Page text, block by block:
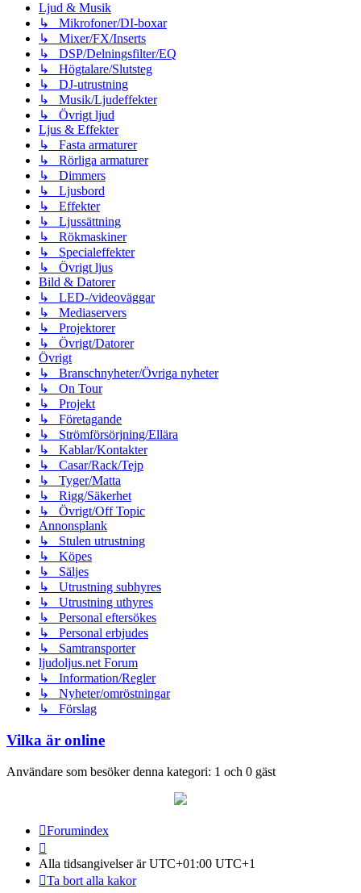
Ljud & Musik
↳ Mikrofoner/DI-boxar
↳ Mixer/FX/Inserts
↳ DSP/Delningsfilter/EQ
↳ Högtalare/Slutsteg
↳ DJ-utrustning
↳ Musik/Ljudeffekter
↳ Övrigt ljud
Ljus & Effekter
↳ Fasta armaturer
↳ Rörliga armaturer
↳ Dimmers
↳ Ljusbord
↳ Effekter
↳ Ljussättning
↳ Rökmaskiner
↳ Specialeffekter
↳ Övrigt ljus
Bild & Datorer
↳ LED-/videoväggar
↳ Mediaservers
↳ Projektorer
↳ Övrigt/Datorer
Övrigt
↳ Branschnyheter/Övriga nyheter
↳ On Tour
↳ Projekt
↳ Företagande
↳ Strömförsörjning/Ellära
↳ Kablar/Kontakter
↳ Casar/Rack/Tejp
↳ Tyger/Matta
↳ Rigg/Säkerhet
↳ Övrigt/Off Topic
Annonsplank
↳ Stulen utrustning
↳ Köpes
↳ Säljes
↳ Utrustning subhyres
↳ Utrustning uthyres
↳ Personal eftersökes
↳ Personal erbjudes
↳ Samtransporter
ljudoljus.net Forum
↳ Information/Regler
↳ Nyheter/omröstningar
↳ Förslag
Vilka är online
Användare som besöker denna kategori: 1 och 0 gäst
Forumindex
Alla tidsangivelser är UTC+01:00 UTC+1
Ta bort alla kakor